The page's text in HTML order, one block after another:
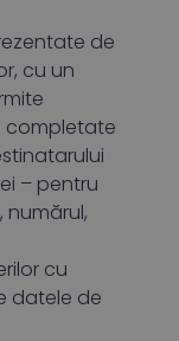
de
cu un
completate
– pentru
numărul,
cu
datele de